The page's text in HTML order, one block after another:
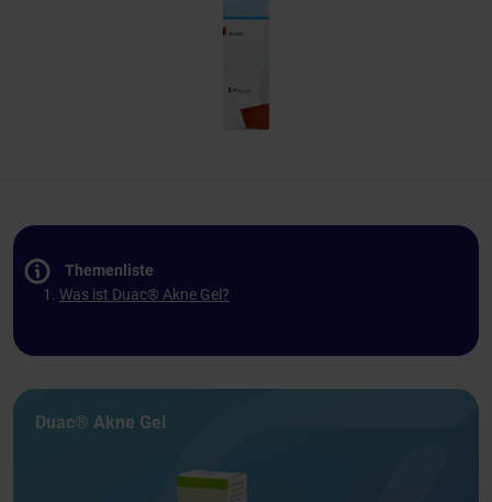
Themenliste
Was ist Duac® Akne Gel?
Duac® Akne Gel